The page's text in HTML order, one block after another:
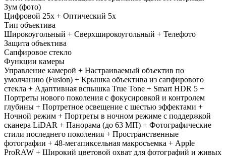
Зум (фото)
Цифровой 25x + Оптический 5x
Тип объектива
Широкоугольный + Сверхширокоугольный + Телефото
Защита объектива
Сапфировое стекло
Функции камеры
Управление камерой + Настраиваемый объектив по
умолчанию (Fusion) + Крышка объектива из сапфирового
стекла + Адаптивная вспышка True Tone + Smart HDR 5 +
Портреты нового поколения с фокусировкой и контролем
глубины + Портретное освещение с шестью эффектами +
Ночной режим + Портреты в ночном режиме с поддержкой
сканера LiDAR + Панорама (до 63 МП) + Фотографические
стили последнего поколения + Пространственные
фотографии + 48-мегапиксельная макросъемка + Apple
ProRAW + Широкий цветовой охват для фотографий и живых